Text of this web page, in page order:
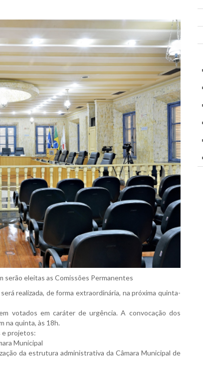
serão eleitas as Comissões Permanentes
realizada, de forma extraordinária, na próxima quinta-
votados em caráter de urgência. A convocação dos
na quinta, às 18h.
e projetos:
Municipal
da estrutura administrativa da Câmara Municipal de